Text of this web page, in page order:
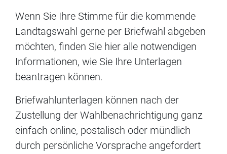
Wenn Sie Ihre Stimme für die kommende
Landtagswahl gerne per Briefwahl abgeben
möchten, finden Sie hier alle notwendigen
Informationen, wie Sie Ihre Unterlagen
beantragen können.
Briefwahlunterlagen können nach der
Zustellung der Wahlbenachrichtigung ganz
einfach online, postalisch oder mündlich
durch persönliche Vorsprache angefordert